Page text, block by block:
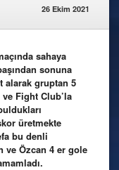
26 Ekim 2021
sahaya
sonuna
gruptan 5
Fight Club’la
üretmekte
bu denli
Özcan 4 er gole